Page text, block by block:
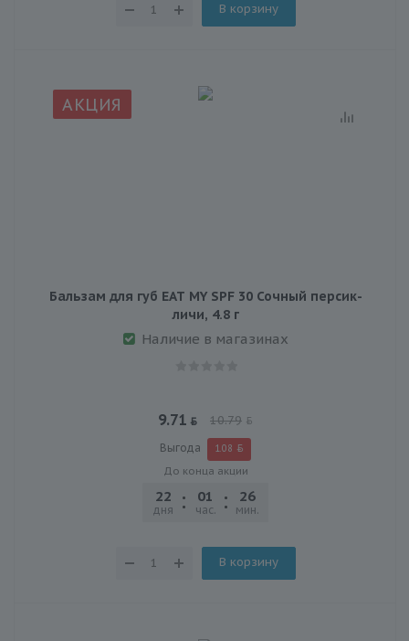
В корзину
АКЦИЯ
Бальзам для губ EAT MY SPF 30 Сочный персик-
личи, 4.8 г
Наличие в магазинах
9.71 10.79
Выгода 1.08
До конца акции
22
дня
01
час.
26
мин.
В корзину